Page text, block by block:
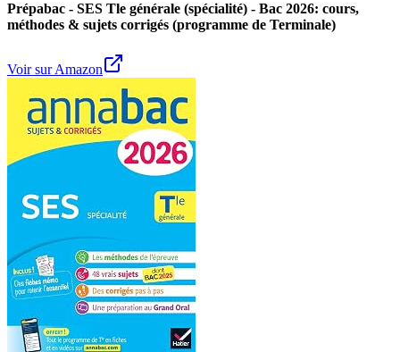
Prépabac - SES Tle générale (spécialité) - Bac 2026: cours,
méthodes & sujets corrigés (programme de Terminale)
Voir sur Amazon